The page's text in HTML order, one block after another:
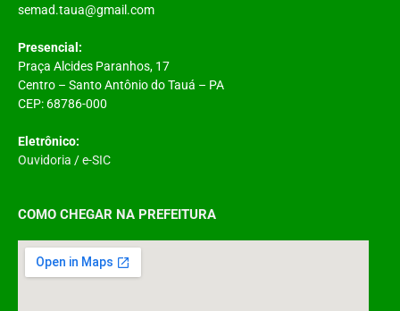
semad.taua@gmail.com
Presencial:
Praça Alcides Paranhos, 17
Centro – Santo Antônio do Tauá – PA
CEP: 68786-000
Eletrônico:
Ouvidoria /e-SIC
COMO CHEGAR NA PREFEITURA